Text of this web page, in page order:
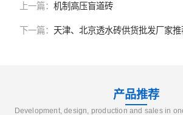
上一篇： 机制高压盲道砖
下一篇： 天津、北京透水砖供货批发厂家
产品推荐
Development, design, production and sales in